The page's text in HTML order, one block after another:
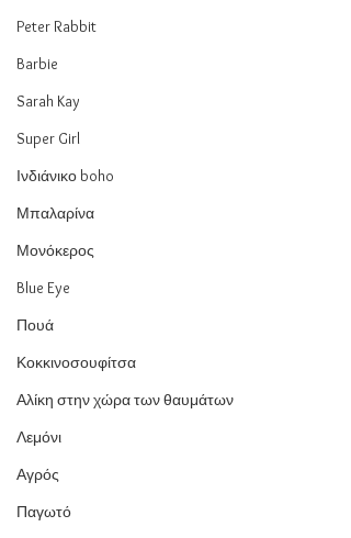
Peter Rabbit
Barbie
Sarah Kay
Super Girl
Ινδιάνικο boho
Μπαλαρίνα
Μονόκερος
Blue Eye
Πουά
Κοκκινοσουφίτσα
Αλίκη στην χώρα των θαυμάτων
Λεμόνι
Αγρός
Παγωτό